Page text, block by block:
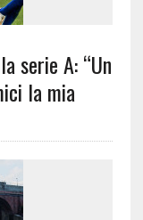
serie A: “Un
la mia